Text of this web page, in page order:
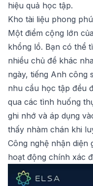
hiệu quả học tập.
Kho tài liệu phong
Một điểm cộng lớn
khổng lồ. Bạn có thể
nhiều chủ đề khác
ngày, tiếng Anh công
nhu cầu học tập đều
qua các tình huống
ghi nhớ và áp dụng
thấy nhàm chán khi
Công nghệ nhận diện
hoạt động chính xác